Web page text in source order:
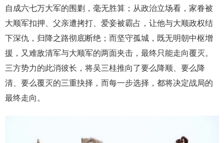
自成六七万大军的围剿，毫无胜算；从政治立场看，家眷被
大顺军扣押、父亲遭拷打、爱妾被霸占，让他与大顺政权结
下深仇，归降之路彻底断绝；而坚守孤城，既无明朝中枢增
援，又难敌清军与大顺军的两面夹击，最终只能走向覆灭。
三方势力的此消彼长，将吴三桂推向了要么降顺、要么降
清、要么覆灭的三重抉择，而每一步选择，都将决定战局的
最终走向。